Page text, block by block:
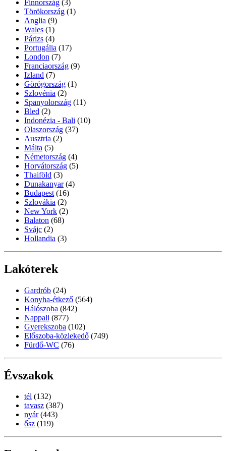
Finnország (3)
Törökország (1)
Anglia (9)
Wales (1)
Párizs (4)
Portugália (17)
London (7)
Franciaország (9)
Izland (7)
Görögország (1)
Szlovénia (2)
Spanyolország (11)
Bled (2)
Indonézia - Bali (10)
Olaszország (37)
Ausztria (2)
Málta (5)
Németország (4)
Horvátország (5)
Thaiföld (3)
Dunakanyar (4)
Budapest (16)
Szlovákia (2)
New York (2)
Balaton (68)
Svájc (2)
Hollandia (3)
Lakóterek
Gardrób (24)
Konyha-étkező (564)
Hálószoba (842)
Nappali (877)
Gyerekszoba (102)
Előszoba-közlekedő (749)
Fürdő-WC (76)
Évszakok
tél (132)
tavasz (387)
nyár (443)
ősz (119)